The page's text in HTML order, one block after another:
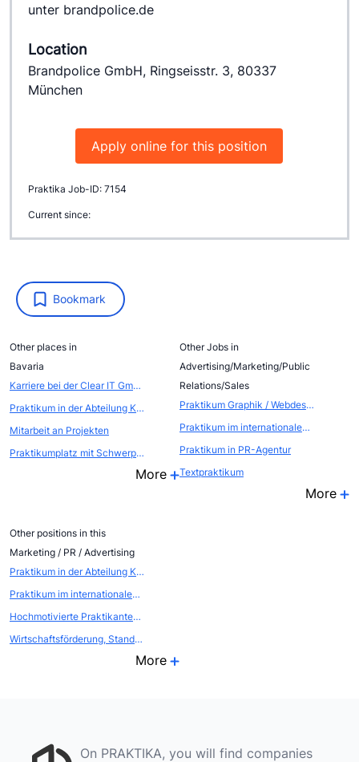
Bookmark
Other places in
Bavaria
Karriere bei der Clear IT GmbH
Praktikum in der Abteilung Kommunikation - Öffentlichkeitsarbeit / Eventmarketing
Mitarbeit an Projekten
Praktikumplatz mit Schwerpunkt Steuerberatung und Wirtschaftspr&uuml;fung
More
Other Jobs in
Advertising/Marketing/Public
Relations/Sales
Praktikum Graphik / Webdesign
Praktikum im internationalen EVENTBEREICH (Atout France, die franz&ouml;sische Zentrale f&uuml;r Tourismus, Abteilung FRANCE CONVENTION BUREAU
Praktikum in PR-Agentur
Textpraktikum
More
Other positions in this
Marketing / PR / Advertising
Praktikum in der Abteilung Kommunikation - Öffentlichkeitsarbeit / Eventmarketing
Praktikum im internationalen EVENTBEREICH (Atout France, die franz&ouml;sische Zentrale f&uuml;r Tourismus, Abteilung FRANCE CONVENTION BUREAU
Hochmotivierte Praktikanten als WEBSCOUTS gesucht
Wirtschaftsförderung, Standort- und Citymarketing
More
unter brandpolice.de
Location
Brandpolice GmbH, Ringseisstr. 3, 80337
München
Apply online for this position
Praktika Job-ID: 7154
Current since:
On PRAKTIKA, you will find companies